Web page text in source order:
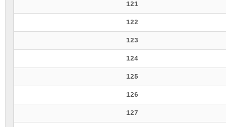
121
122
123
124
125
126
127